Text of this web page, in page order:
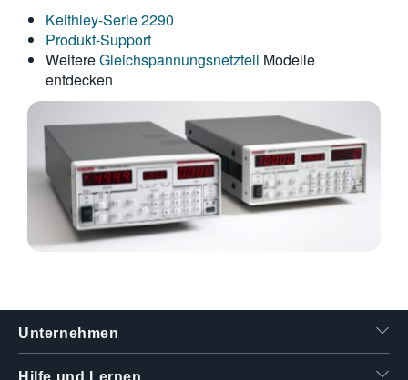
Keithley-Serie 2290
Produkt-Support
WeitereGleichspannungsnetzteil Modelle
entdecken
Unternehmen
Hilfe und Lernen